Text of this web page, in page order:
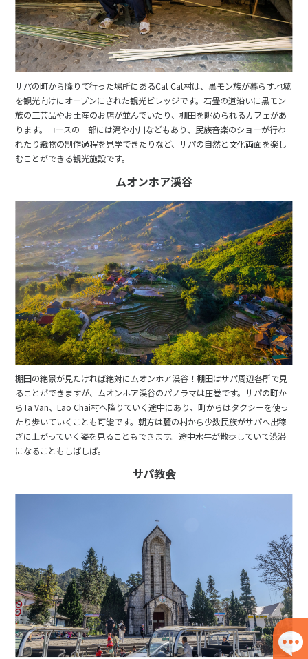
30
31
サパの町から降りて行った場所にあるCat Cat村は、黒モン族が暮らす地域
を観光向けにオープンにされた観光ビレッジです。石畳の道沿いに黒モン
族の工芸品やお土産のお店が並んでいたり、棚田を眺められるカフェがあ
ります。コースの一部には滝や小川などもあり、民族音楽のショーが行わ
れたり織物の制作過程を見学できたりなど、サパの自然と文化両面を楽し
むことができる観光施設です。
ムオンホア渓谷
棚田の絶景が見たければ絶対にムオンホア渓谷！棚田はサパ周辺各所で見
ることができますが、ムオンホア渓谷のパノラマは圧巻です。サパの町か
らTa Van、Lao Chai村へ降りていく途中にあり、町からはタクシーを使っ
たり歩いていくことも可能です。朝方は麓の村から少数民族がサパへ出稼
ぎに上がっていく姿を見ることもできます。途中水牛が散歩していて渋滞
になることもしばしば。
サパ教会